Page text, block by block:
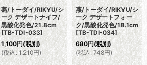
燕/トーダイ/RIKYU/シ
ーク デザートナイフ/
黒酸化発色/21.8cm
[TB-TDI-033]
1,100円(税別)
(税込 : 1,210円)
燕/トーダイ/RIKYU/シ
ーク デザートフォー
ク/黒酸化発色/18.1cm
[TB-TDI-034]
680円(税別)
(税込: 748円)